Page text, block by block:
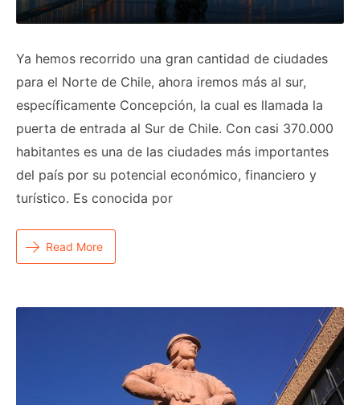
Ya hemos recorrido una gran cantidad de ciudades
para el Norte de Chile, ahora iremos más al sur,
específicamente Concepción, la cual es llamada la
puerta de entrada al Sur de Chile. Con casi 370.000
habitantes es una de las ciudades más importantes
del país por su potencial económico, financiero y
turístico. Es conocida por
Read More